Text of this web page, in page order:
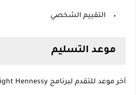
التقييم الشخصي
موعد التسليم